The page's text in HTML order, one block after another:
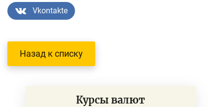
Vkontakte
Назад к списку
Курсы валют